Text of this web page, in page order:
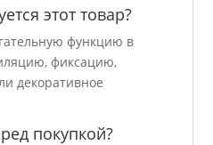
этот товар?
функцию в
фиксацию,
декоративное
покупкой?